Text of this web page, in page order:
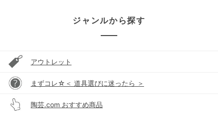
ジャンルから探す
アウトレット
まずコレ☆＜ 道具選びに迷ったら ＞
陶芸.com おすすめ商品